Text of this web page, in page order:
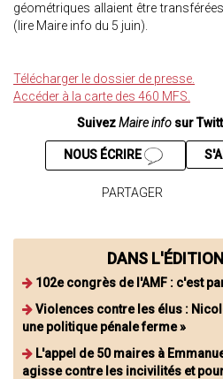
géométriques allaient être
(lire Maire info du 5 juin).
Télécharger le dossier de presse.
Accéder à la carte des 460 MFS.
SuivezMaire info sur
NOUS ÉCRIRE
PARTAGER
DANS
102e congrès de l'AMF : c'est
Violences contre les élus :
une politique pénale ferme »
L'appel de 50 maires à
agisse contre les incivilités et